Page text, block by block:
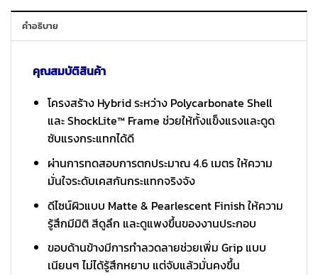
คำอธิบาย
คุณสมบัติสินค้า
โครงสร้าง Hybrid ระหว่าง Polycarbonate Shell
และ ShockLite™ Frame ช่วยให้ทั้งแข็งแรงและดูด
ซับแรงกระแทกได้ดี
ผ่านการทดสอบการตกประมาณ 4.6 เมตร ให้ความ
มั่นใจระดับเคสกันกระแทกจริงจัง
ดีไซน์ผิวแบบ Matte & Pearlescent Finish ให้ความ
รู้สึกมีมิติ สีดูลึก และดูแพงขึ้นของงานประกอบ
ขอบด้านข้างมีการทำลวดลายช่วยเพิ่ม Grip แบบ
เนียนๆ ไม่ได้รู้สึกหยาบ แต่จับแล้วมั่นคงขึ้น